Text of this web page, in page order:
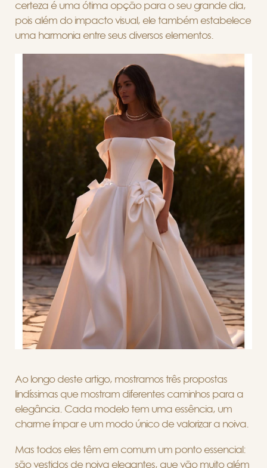
certeza é uma ótima opção para o seu grande dia,
pois além do impacto visual, ele também estabelece
uma harmonia entre seus diversos elementos.
Ao longo deste artigo, mostramos três propostas
lindíssimas que mostram diferentes caminhos para a
elegância. Cada modelo tem uma essência, um
charme ímpar e um modo único de valorizar a noiva.
Mas todos eles têm em comum um ponto essencial:
são vestidos de noiva elegantes, que vão muito além